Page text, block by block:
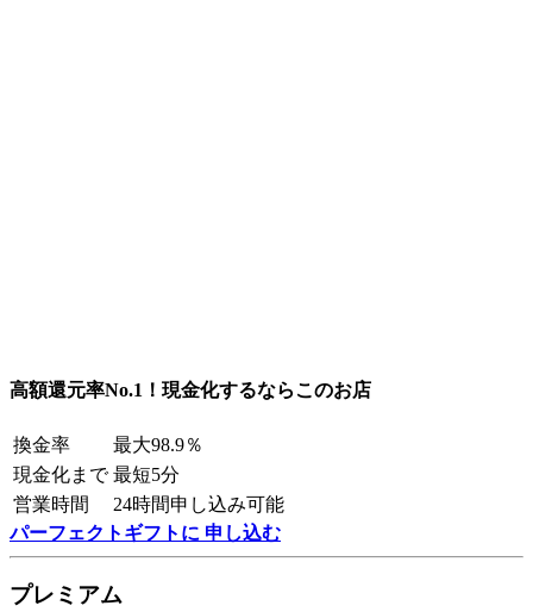
高額還元率No.1！現金化するならこのお店
換金率
最大98.9％
現金化まで 最短5分
営業時間
24時間申し込み可能
パーフェクトギフトに 申し込む
プレミアム